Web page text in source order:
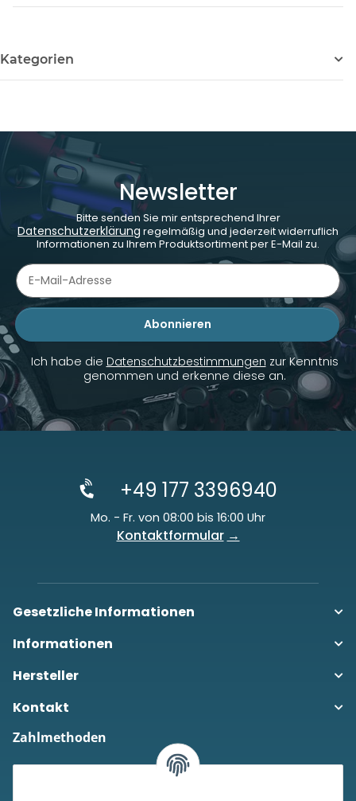
Kategorien
Newsletter
Bitte senden Sie mir entsprechend Ihrer
Datenschutzerklärung regelmäßig und jederzeit widerruflich
Informationen zu Ihrem Produktsortiment per E-Mail zu.
Abonnieren
Newsletter Abonnieren
Ich habe die Datenschutzbestimmungen zur Kenntnis
genommen und erkenne diese an.
+49 177 3396940
Mo. - Fr. von 08:00 bis 16:00 Uhr
Kontaktformular
Gesetzliche Informationen
Informationen
Hersteller
Kontakt
Zahlmethoden